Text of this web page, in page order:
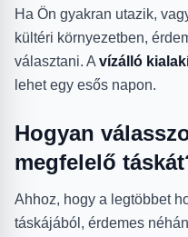
Ha Ön gyakran utazik,
kültéri környezetben,
választani. A vízálló
lehet egy esős napon.
Hogyan
megfelelő
Ahhoz, hogy a legtöbbet
táskájából, érdemes